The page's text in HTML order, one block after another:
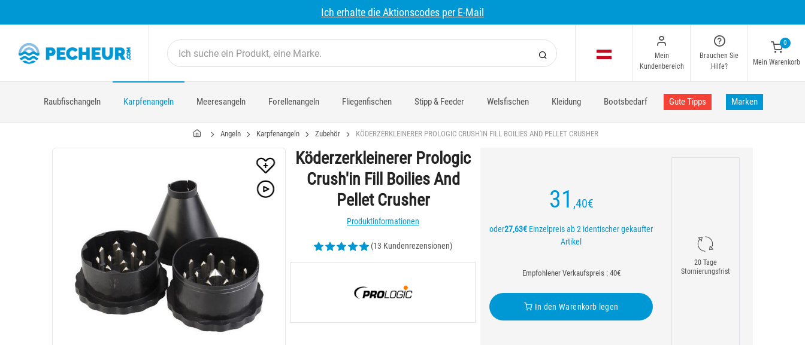
Ich erhalte die Aktionscodes per E-Mail
Mein
Kundenbereich
Brauchen Sie
Hilfe?
0
Mein Warenkorb
Raubfischangeln Karpfenangeln Meeresangeln Forellenangeln Fliegenfischen Stipp & Feeder Welsfischen Kleidung Bootsbedarf Gute Tipps Marken
Angeln Karpfenangeln Zubehör KÖDERZERKLEINERER PROLOGIC CRUSH'IN FILL BOILIES AND PELLET CRUSHER
Köderzerkleinerer Prologic
Crush'in Fill Boilies And
Pellet Crusher
Produktinformationen
(13 Kundenrezensionen)
31 ,40€
oder27,63€ Einzelpreis ab 2 identischer gekaufter
Artikel
Empfohlener Verkaufspreis : 40€
In den Warenkorb legen
20 Tage
Stornierungsfrist